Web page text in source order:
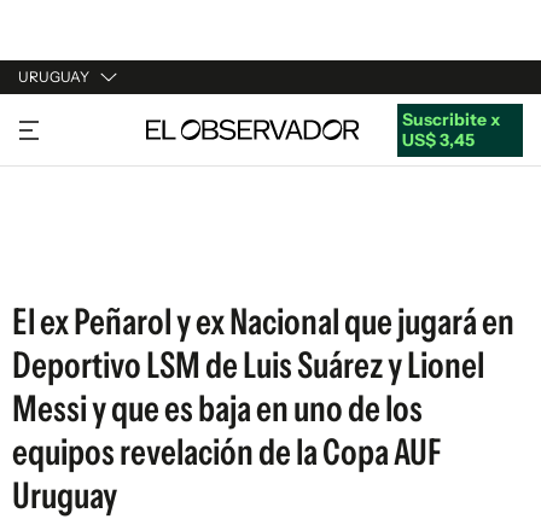
URUGUAY
URUGUAY
ARGENTINA
Suscribite x
US$ 3,45
El ex Peñarol y ex Nacional que jugará en
Deportivo LSM de Luis Suárez y Lionel
Messi y que es baja en uno de los
equipos revelación de la Copa AUF
Uruguay